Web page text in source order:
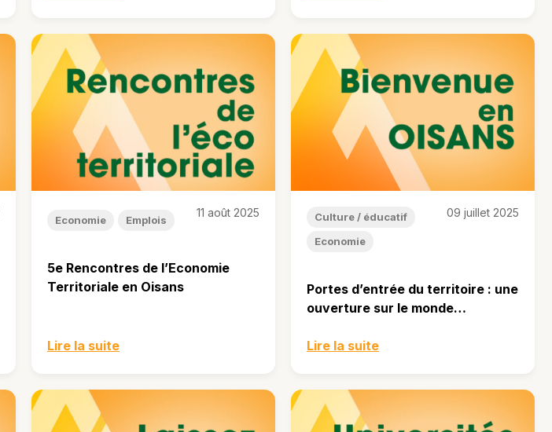
Economie Emplois
11 août 2025
5e Rencontres de l’Economie
Territoriale en Oisans
Lire la suite
Culture / éducatif
Economie
09 juillet 2025
Portes d’entrée du territoire : une
ouverture sur le monde…
Lire la suite